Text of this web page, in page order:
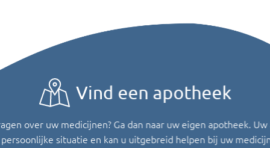
Vind een apotheek
over uw medicijnen? Ga dan naar uw eigen apotheek.
situatie en kan u uitgebreid helpen bij uw